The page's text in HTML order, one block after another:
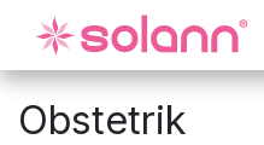
Hoppa till innehåll
Obstetrik